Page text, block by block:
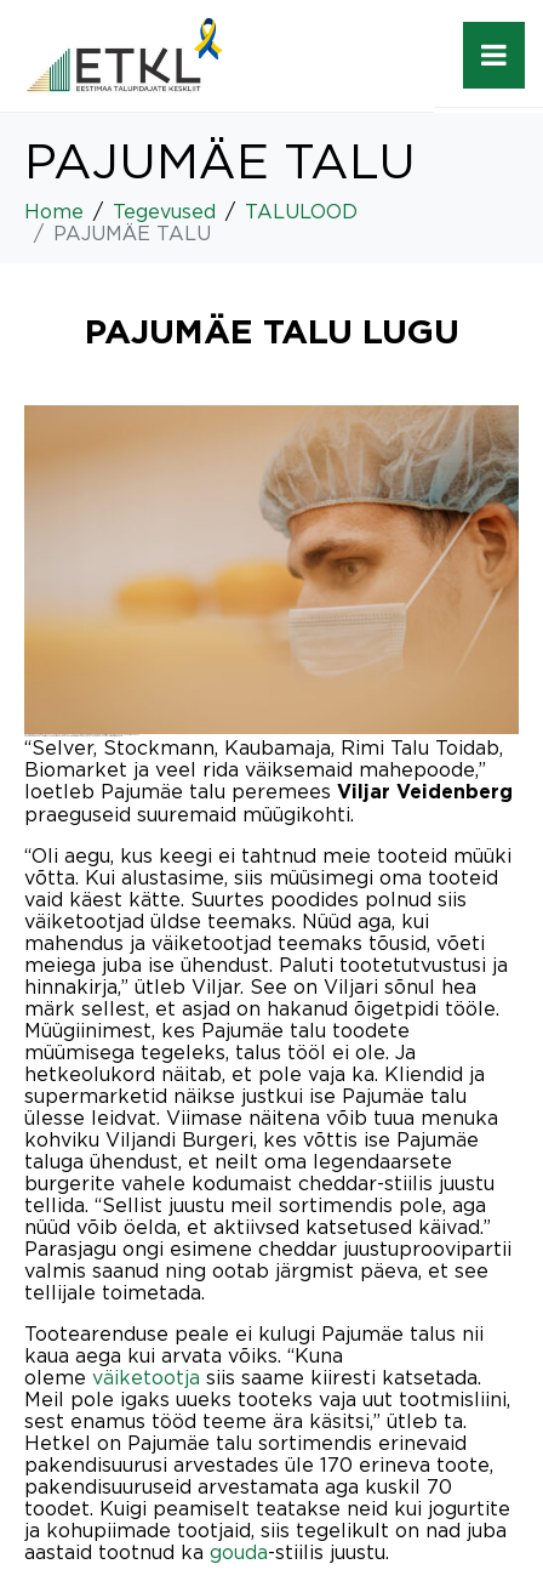
PAJUMÄE TALU
Home Tegevused
TALULOOD
PAJUMÄE TALU
PAJUMÄE TALU LUGU
“Selver, Stockmann, Kaubamaja, Rimi Talu Toidab,
Biomarket ja veel rida väiksemaid mahepoode,”
loetleb Pajumäe talu peremees Viljar Veidenberg
praeguseid suuremaid müügikohti.
“Oli aegu, kus keegi ei tahtnud meie tooteid müüki
võtta. Kui alustasime, siis müüsimegi oma tooteid
vaid käest kätte. Suurtes poodides polnud siis
väiketootjad üldse teemaks. Nüüd aga, kui
mahendus ja väiketootjad teemaks tõusid, võeti
meiega juba ise ühendust. Paluti tootetutvustusi ja
hinnakirja,” ütleb Viljar. See on Viljari sõnul hea
märk sellest, et asjad on hakanud õigetpidi tööle.
Müügiinimest, kes Pajumäe talu toodete
müümisega tegeleks, talus tööl ei ole. Ja
hetkeolukord näitab, et pole vaja ka. Kliendid ja
supermarketid näikse justkui ise Pajumäe talu
ülesse leidvat. Viimase näitena võib tuua menuka
kohviku Viljandi Burgeri, kes võttis ise Pajumäe
taluga ühendust, et neilt oma legendaarsete
burgerite vahele kodumaist cheddar-stiilis juustu
tellida. “Sellist juustu meil sortimendis pole, aga
nüüd võib öelda, et aktiivsed katsetused käivad.”
Parasjagu ongi esimene cheddar juustuproovipartii
valmis saanud ning ootab järgmist päeva, et see
tellijale toimetada.
Tootearenduse peale ei kulugi Pajumäe talus nii
kaua aega kui arvata võiks. “Kuna
oleme väiketootja siis saame kiiresti katsetada.
Meil pole igaks uueks tooteks vaja uut tootmisliini,
sest enamus tööd teeme ära käsitsi,” ütleb ta.
Hetkel on Pajumäe talu sortimendis erinevaid
pakendisuurusi arvestades üle 170 erineva toote,
pakendisuuruseid arvestamata aga kuskil 70
toodet. Kuigi peamiselt teatakse neid kui jogurtite
ja kohupiimade tootjaid, siis tegelikult on nad juba
aastaid tootnud ka gouda-stiilis juustu.